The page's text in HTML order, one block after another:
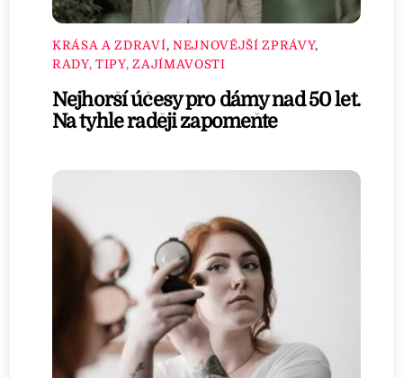
KRÁSA A ZDRAVÍ, NEJNOVĚJŠÍ ZPRÁVY,
RADY, TIPY, ZAJÍMAVOSTI
Nejhorší účesy pro dámy nad 50 let.
Na tyhle raději zapomeňte